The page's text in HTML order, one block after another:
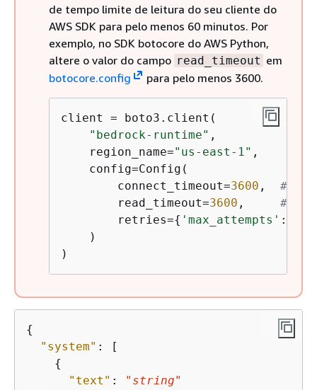
de tempo limite de leitura do seu cliente do
AWS SDK para pelo menos 60 minutos. Por
exemplo, no SDK botocore do AWS Python,
altere o valor do campo read_timeout em
botocore.config
para pelo menos 3600.
client = boto3.client(
"bedrock-runtime" ,
    region_name=
"us-east-1" ,
    config=Config(
        connect_timeout=
3600 , # 60
        read_timeout=
3600 , # 60
        retries=
{ 'max_attempts' :
    )
)
{
"system" : [
{
"text" :
"string"